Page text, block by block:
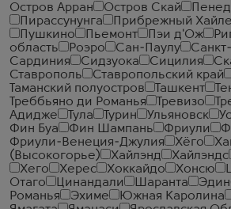
Остров Арран
Остров Скай
Пирассунунга
Прибрежный
Пушкино
Пьемонт Пэи д'Ож
область
Роэро Сан-Паулу
Сардиния
Сидзуока Сицилия
Ставрополь
Ставропольский край
Таманский полуостров
Ташкент
Треббьяно ди Романья
Тревизо
Адидже
Тула Турин Ульяновск
Фин Буа
Фин Шампань Фриули
Фриули-Венеция-Джулия
Хёго
(Высокогорье)
Хайлэнд Хайлэндс
Хего
Херес Хоккайдо Хонсю
Отаго
Цинандали Шаранта
Романья
Эхиме Южная Каролина